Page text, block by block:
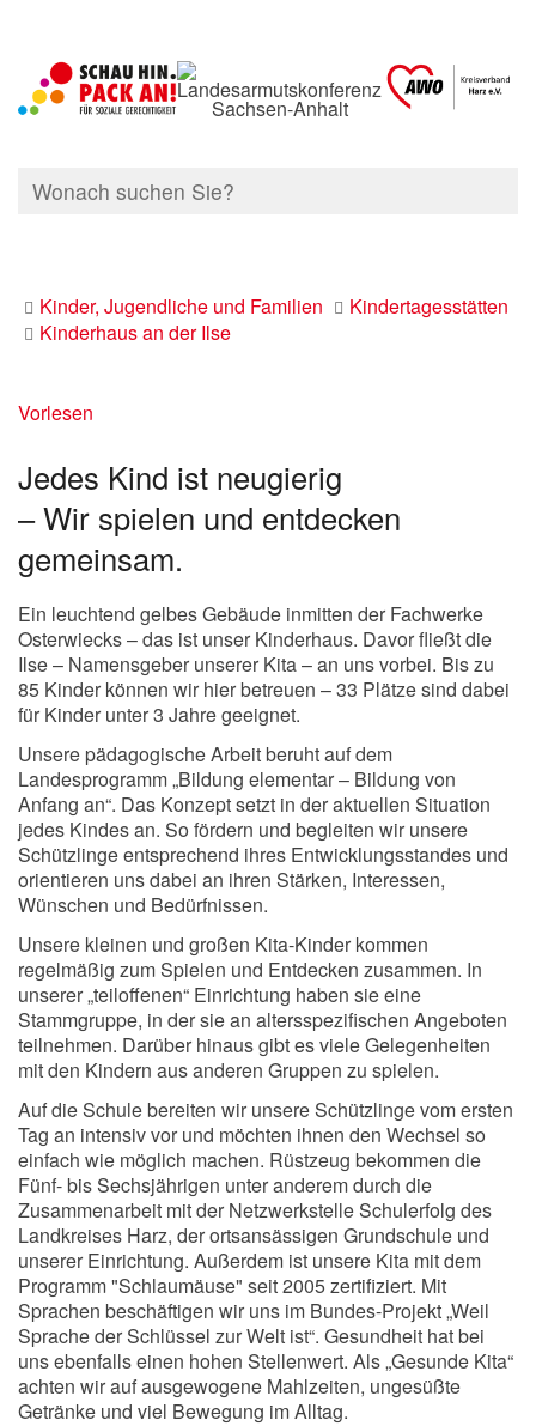
Kinder, Jugendliche und Familien
Kindertagesstätten
Kinderhaus an der Ilse
Vorlesen
Jedes Kind ist neugierig
– Wir spielen und entdecken
gemeinsam.
Ein leuchtend gelbes Gebäude inmitten der Fachwerke
Osterwiecks – das ist unser Kinderhaus. Davor fließt die
Ilse – Namensgeber unserer Kita – an uns vorbei. Bis zu
85 Kinder können wir hier betreuen – 33 Plätze sind dabei
für Kinder unter 3 Jahre geeignet.
Unsere pädagogische Arbeit beruht auf dem
Landesprogramm „Bildung elementar – Bildung von
Anfang an“. Das Konzept setzt in der aktuellen Situation
jedes Kindes an. So fördern und begleiten wir unsere
Schützlinge entsprechend ihres Entwicklungsstandes und
orientieren uns dabei an ihren Stärken, Interessen,
Wünschen und Bedürfnissen.
Unsere kleinen und großen Kita-Kinder kommen
regelmäßig zum Spielen und Entdecken zusammen. In
unserer „teiloffenen“ Einrichtung haben sie eine
Stammgruppe, in der sie an altersspezifischen Angeboten
teilnehmen. Darüber hinaus gibt es viele Gelegenheiten
mit den Kindern aus anderen Gruppen zu spielen.
Auf die Schule bereiten wir unsere Schützlinge vom ersten
Tag an intensiv vor und möchten ihnen den Wechsel so
einfach wie möglich machen. Rüstzeug bekommen die
Fünf- bis Sechsjährigen unter anderem durch die
Zusammenarbeit mit der Netzwerkstelle Schulerfolg des
Landkreises Harz, der ortsansässigen Grundschule und
unserer Einrichtung. Außerdem ist unsere Kita mit dem
Programm "Schlaumäuse" seit 2005 zertifiziert. Mit
Sprachen beschäftigen wir uns im Bundes-Projekt „Weil
Sprache der Schlüssel zur Welt ist“. Gesundheit hat bei
uns ebenfalls einen hohen Stellenwert. Als „Gesunde Kita“
achten wir auf ausgewogene Mahlzeiten, ungesüßte
Getränke und viel Bewegung im Alltag.